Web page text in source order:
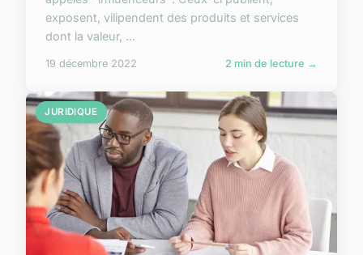
exposent, vilipendent des produits et services
dont la valeur, ...
19 décembre 2022 2 min de lecture →
JURIDIQUE